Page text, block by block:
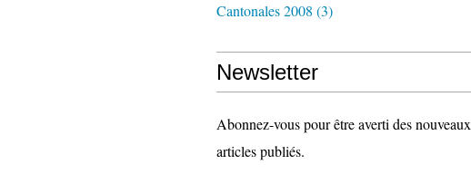
Cantonales 2008 (3)
Newsletter
Abonnez-vous pour être averti des nouveaux
articles publiés.